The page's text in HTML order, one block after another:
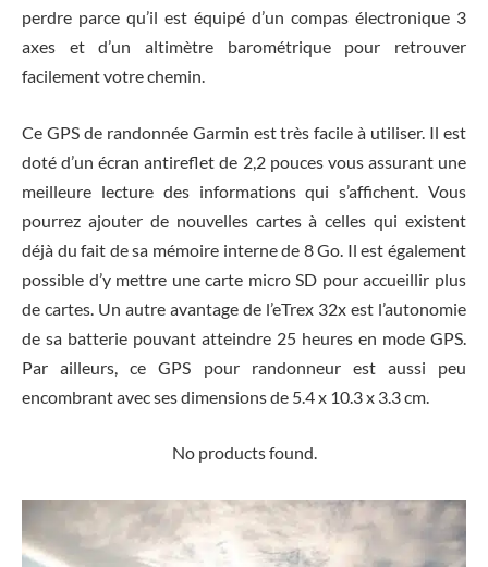
perdre parce qu’il est équipé d’un compas électronique 3
axes et d’un altimètre barométrique pour retrouver
facilement votre chemin.
Ce GPS de randonnée Garmin est très facile à utiliser. Il est
doté d’un écran antireflet de 2,2 pouces vous assurant une
meilleure lecture des informations qui s’affichent. Vous
pourrez ajouter de nouvelles cartes à celles qui existent
déjà du fait de sa mémoire interne de 8 Go. Il est également
possible d’y mettre une carte micro SD pour accueillir plus
de cartes. Un autre avantage de l’eTrex 32x est l’autonomie
de sa batterie pouvant atteindre 25 heures en mode GPS.
Par ailleurs, ce GPS pour randonneur est aussi peu
encombrant avec ses dimensions de 5.4 x 10.3 x 3.3 cm.
No products found.